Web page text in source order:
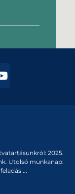
2025.
Utolsó munkanap:
...